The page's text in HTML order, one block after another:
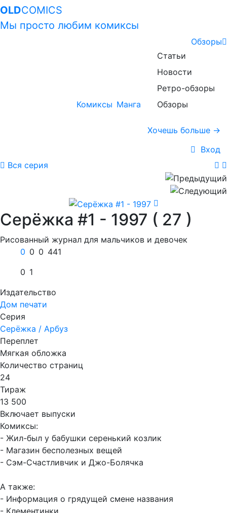
OLDCOMICS
Мы просто любим комиксы
Комиксы Манга
Обзоры
Статьи
Новости
Ретро-обзоры
Обзоры
Хочешь больше →
Вход
Вся серия
Серёжка #1 - 1997 ( 27 )
Рисованный журнал для мальчиков и девочек
0 0 0 441
0 1
Издательство
Дом печати
Серия
Серёжка / Арбуз
Переплет
Мягкая обложка
Количество страниц
24
Тираж
13 500
Включает выпуски
Комиксы:
- Жил-был у бабушки серенький козлик
- Магазин бесполезных вещей
- Сэм-Счастливчик и Джо-Болячка
А также:
- Информация о грядущей смене названия
- Клементинки